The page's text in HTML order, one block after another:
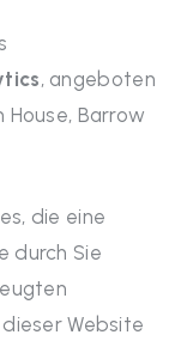
, angeboten
Barrow
die eine
durch Sie
Website